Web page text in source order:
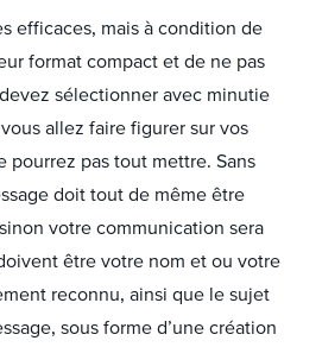
efficaces, mais à condition de
format compact et de ne pas
sélectionner avec minutie
allez faire figurer sur vos
pourrez pas tout mettre. Sans
doit tout de même être
votre communication sera
être votre nom et ou votre
reconnu, ainsi que le sujet
sous forme d’une création